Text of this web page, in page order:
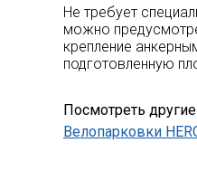
Не требует
можно
крепление
подготовленную
Посмотреть
Велопарковки